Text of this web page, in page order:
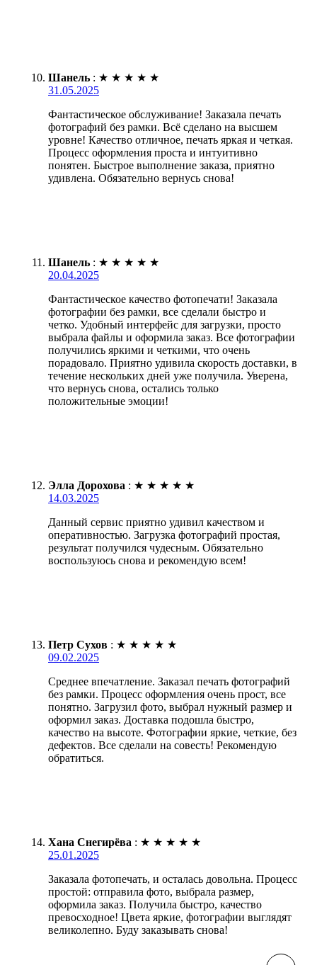
Шанель : ★ ★ ★ ★ ★
31.05.2025
Фантастическое обслуживание! Заказала печать
фотографий без рамки. Всё сделано на высшем
уровне! Качество отличное, печать яркая и четкая.
Процесс оформления проста и интуитивно
понятен. Быстрое выполнение заказа, приятно
удивлена. Обязательно вернусь снова!
Шанель : ★ ★ ★ ★ ★
20.04.2025
Фантастическое качество фотопечати! Заказала
фотографии без рамки, все сделали быстро и
четко. Удобный интерфейс для загрузки, просто
выбрала файлы и оформила заказ. Все фотографии
получились яркими и четкими, что очень
порадовало. Приятно удивила скорость доставки, в
течение нескольких дней уже получила. Уверена,
что вернусь снова, остались только
положительные эмоции!
Элла Дорохова : ★ ★ ★ ★ ★
14.03.2025
Данный сервис приятно удивил качеством и
оперативностью. Загрузка фотографий простая,
результат получился чудесным. Обязательно
воспользуюсь снова и рекомендую всем!
Петр Сухов : ★ ★ ★ ★ ★
09.02.2025
Среднее впечатление. Заказал печать фотографий
без рамки. Процесс оформления очень прост, все
понятно. Загрузил фото, выбрал нужный размер и
оформил заказ. Доставка подошла быстро,
качество на высоте. Фотографии яркие, четкие, без
дефектов. Все сделали на совесть! Рекомендую
обратиться.
Хана Снегирёва : ★ ★ ★ ★ ★
25.01.2025
Заказала фотопечать, и осталась довольна. Процесс
простой: отправила фото, выбрала размер,
оформила заказ. Получила быстро, качество
превосходное! Цвета яркие, фотографии выглядят
великолепно. Буду заказывать снова!